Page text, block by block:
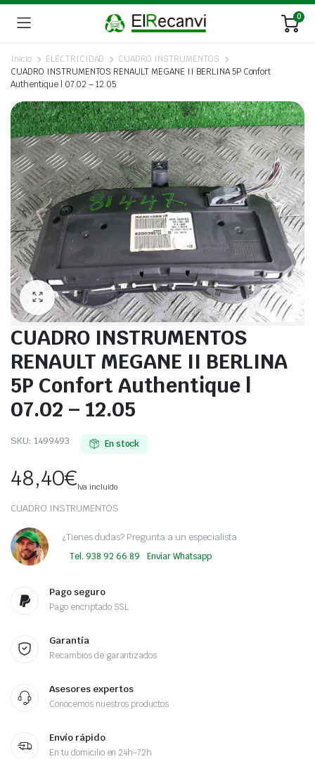
0
Inicio ELECTRICIDAD
CUADRO INSTRUMENTOS
CUADRO INSTRUMENTOS RENAULT MEGANE II BERLINA 5P Confort
Authentique | 07.02 – 12.05
CUADRO INSTRUMENTOS
RENAULT MEGANE II BERLINA
5P Confort Authentique |
07.02 – 12.05
SKU: 1499493 En stock
48,40€Iva incluido
CUADRO INSTRUMENTOS
¿Tienes dudas? Pregunta a un especialista
Tel. 938 92 66 89 Enviar Whatsapp
Pago seguro
Pago encriptado SSL
Garantía
Recambios de garantizados
Asesores expertos
Conocemos nuestros productos
Envío rápido
En tu domicilio en 24h-72h